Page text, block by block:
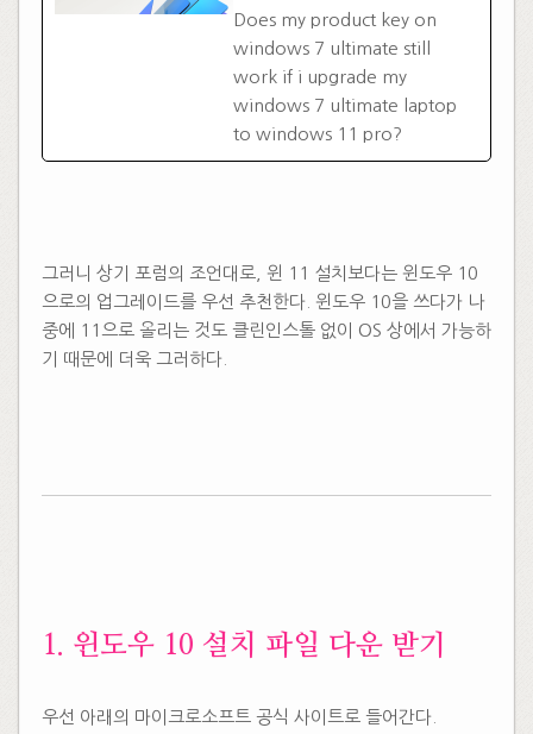
Does my product key on
windows 7 ultimate still
work if i upgrade my
windows 7 ultimate laptop
to windows 11 pro?
그러니 상기 포럼의 조언대로, 윈 11 설치보다는 윈도우 10
으로의 업그레이드를 우선 추천한다. 윈도우 10을 쓰다가 나
중에 11으로 올리는 것도 클린인스톨 없이 OS 상에서 가능하
기 때문에 더욱 그러하다.
​1. 윈도우 10 설치 파일 다운 받기
우선 아래의 마이크로소프트 공식 사이트로 들어간다.